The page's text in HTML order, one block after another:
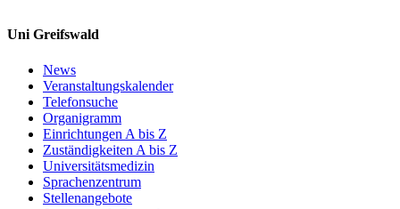
Uni Greifswald
News
Veranstaltungskalender
Telefonsuche
Organigramm
Einrichtungen A bis Z
Zuständigkeiten A bis Z
Universitätsmedizin
Sprachenzentrum
Stellenangebote